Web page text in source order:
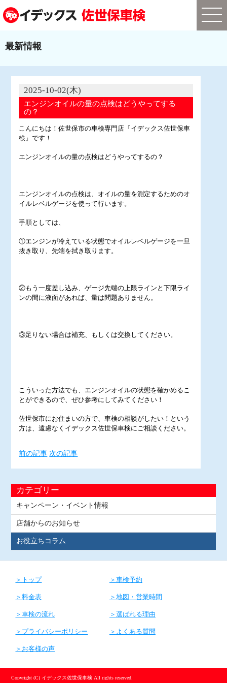
最新情報
2025-10-02(木)
エンジンオイルの量の点検はどうやってする
の？
こんにちは！佐世保市の車検専門店『イデックス佐世保車
検』です！
エンジンオイルの量の点検はどうやってするの？
エンジンオイルの点検は、オイルの量を測定するためのオ
イルレベルゲージを使って行います。
手順としては、
①エンジンが冷えている状態でオイルレベルゲージを一旦
抜き取り、先端を拭き取ります。
②もう一度差し込み、ゲージ先端の上限ラインと下限ライ
ンの間に液面があれば、量は問題ありません。
③足りない場合は補充、もしくは交換してください。
こういった方法でも、エンジンオイルの状態を確かめるこ
とができるので、ぜひ参考にしてみてください！
佐世保市にお住まいの方で、車検の相談がしたい！という
方は、遠慮なくイデックス佐世保車検にご相談ください。
前の記事 次の記事
カテゴリー
キャンペーン・イベント情報
店舗からのお知らせ
お役立ちコラム
トップ 車検予約
料金表 地図・営業時間
車検の流れ 選ばれる理由
プライバシーポリシー よくある質問
お客様の声
Copyright (C) イデックス佐世保車検 All rights reserved.